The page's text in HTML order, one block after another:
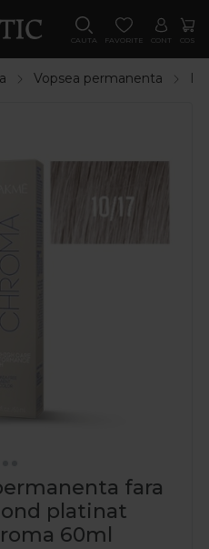
CAUTA FAVORITE CONT COS
Vopsea permanenta
fara
platinat
60ml